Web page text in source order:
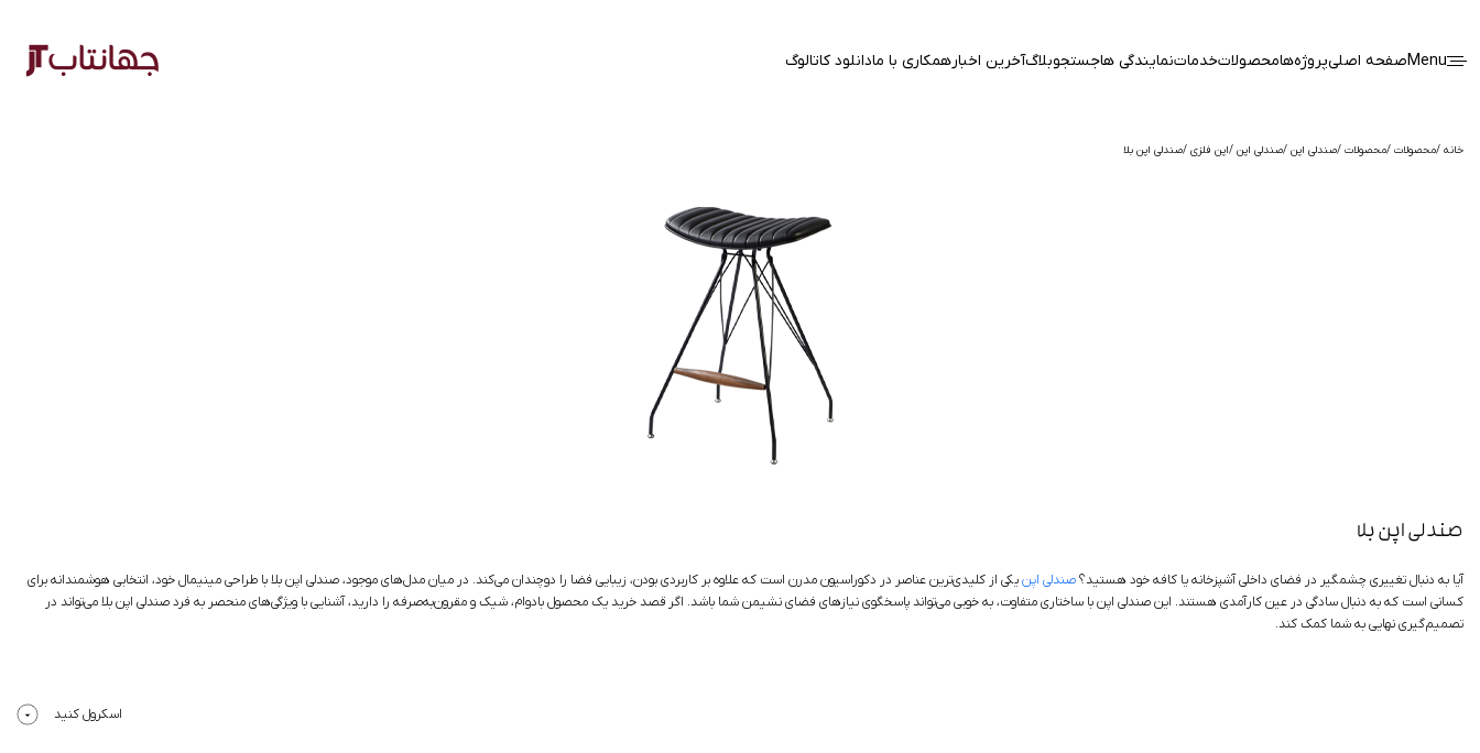
Menuصفحه اصلیپروژه‌هامحصولاتخدماتنمایندگی هاجستجوبلاگآخرین اخبارهمکاری با مادانلود کاتالوگ
خانه محصولات محصولات صندلی اپن صندلی اپن اپن فلزی صندلی اپن بلا
صندلی اپن بلا
آیا به دنبال تغییری چشمگیر در فضای داخلی آشپزخانه یا کافه خود هستید؟صندلی اپنیکی از کلیدی‌ترین عناصر در دکوراسیون مدرن است که علاوه بر کاربردی بودن، زیبایی فضا را دوچندان می‌کند. در میان مدل‌های موجود، صندلی اپن بلا با طراحی مینیمال خود، انتخابی هوشمندانه برای
کسانی است که به دنبال سادگی در عین کارآمدی هستند. این صندلی اپن با ساختاری متفاوت، به خوبی می‌تواند پاسخگوی نیازهای فضای نشیمن شما باشد. اگر قصد خرید یک محصول بادوام، شیک و مقرون‌به‌صرفه را دارید، آشنایی با ویژگی‌های منحصر به فرد صندلی اپن بلا می‌تواند در
تصمیم‌گیری نهایی به شما کمک کند.
اسکرول کنید